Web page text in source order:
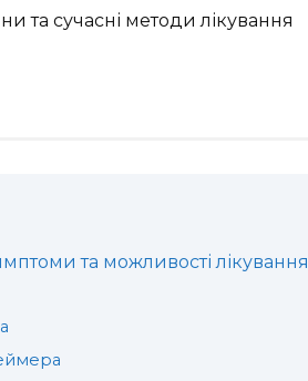
та можливості лікування